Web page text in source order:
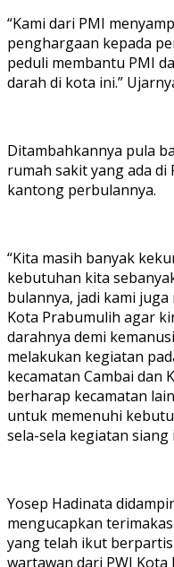
“Kami dari PMI
penghargaan kepada
peduli membantu PMI
darah di kota ini.”
Ditambahkannya pula
rumah sakit yang ada
kantong perbulannya.
“Kita masih banyak
kebutuhan kita
bulannya, jadi kami
Kota Prabumulih agar
darahnya demi
melakukan kegiatan
kecamatan Cambai dan
berharap kecamatan
untuk memenuhi
sela-sela kegiatan siang
Yosep Hadinata
mengucapkan
yang telah ikut
wartawan dari PWI Kota